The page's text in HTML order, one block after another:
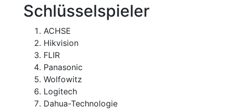
Schlüsselspieler
ACHSE
Hikvision
FLIR
Panasonic
Wolfowitz
Logitech
Dahua-Technologie